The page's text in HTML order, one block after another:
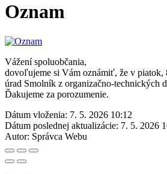
Oznam
Vážení spoluobčania,
dovoľujeme si Vám oznámiť, že v piatok,
úrad Smolník z organizačno-technických
Ďakujeme za porozumenie.
Dátum vloženia: 7. 5. 2026 10:12
Dátum poslednej aktualizácie: 7. 5. 2026
Autor: Správca Webu